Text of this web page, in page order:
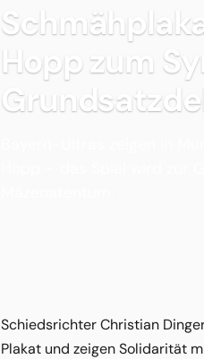
Hopp zum
Schiedsrichter Christian
Plakat und zeigen Solidarität